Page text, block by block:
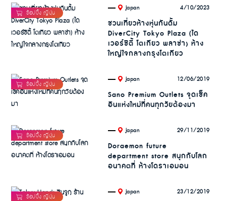
. Japan 4/10/2023
ชวนเที่ยวห้างหุ่นกันดั้ม
DiverCity Tokyo Plaza (ได
เวอร์ซิตี้ โตเกียว พลาซ่า) ห้าง
ใหญ่ใจกลางกรุงโตเกียว
. Japan 12/06/2019
Sano Premium Outlets จุดเช็ค
อินแห่งใหม่ที่คนทุกวัยต้องมา
. Japan 29/11/2019
Doraemon future
department store สนุกกับโลก
อนาคตที่ ห้างโดราเอมอน
. Japan 23/12/2019